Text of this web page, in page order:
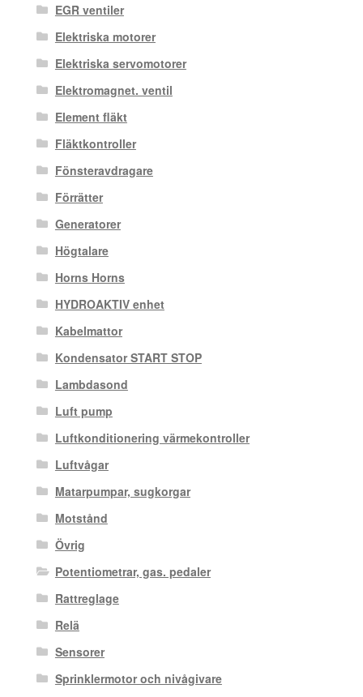
EGR ventiler
Elektriska motorer
Elektriska servomotorer
Elektromagnet. ventil
Element fläkt
Fläktkontroller
Fönsteravdragare
Förrätter
Generatorer
Högtalare
Horns Horns
HYDROAKTIV enhet
Kabelmattor
Kondensator START STOP
Lambdasond
Luft pump
Luftkonditionering värmekontroller
Luftvågar
Matarpumpar, sugkorgar
Motstånd
Övrig
Potentiometrar, gas. pedaler
Rattreglage
Relä
Sensorer
Sprinklermotor och nivågivare